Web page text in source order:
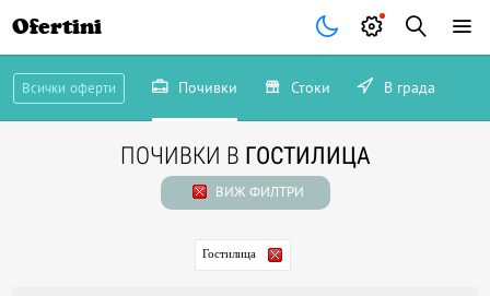
Ofertini
Всички оферти Почивки Стоки В града
ПОЧИВКИ В ГОСТИЛИЦА
ВИЖ ФИЛТРИ
Гостилица